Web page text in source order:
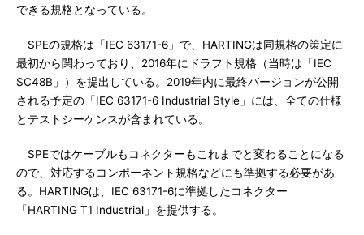
できる規格となっている。
SPEの規格は「IEC 63171-6」で、HARTINGは同規格の策定に
最初から関わっており、2016年にドラフト規格（当時は「IEC
SC48B」）を提出している。2019年内に最終バージョンが公開
される予定の「IEC 63171-6 Industrial Style」には、全ての仕様
とテストシーケンスが含まれている。
SPEではケーブルもコネクターもこれまでと変わることになる
ので、対応するコンポーネント規格などにも準拠する必要があ
る。HARTINGは、IEC 63171-6に準拠したコネクター
「HARTING T1 Industrial」を提供する。